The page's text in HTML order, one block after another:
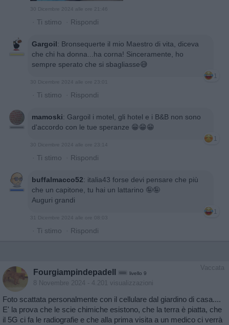
30 Dicembre 2024 alle ore 21:46
· Ti stimo · Rispondi
Gargoil: Bronsequerte il mio Maestro di vita, diceva
che chi ha donna...ha corna! Sinceramente, ho
sempre sperato che si sbagliasse😅
1
30 Dicembre 2024 alle ore 23:01
· Ti stimo · Rispondi
mamoski: Gargoil i motel, gli hotel e i B&B non sono
d'accordo con le tue speranze 😁😁😁
1
30 Dicembre 2024 alle ore 23:14
· Ti stimo · Rispondi
buffalmacco52: italia43 forse devi pensare che più
che un capitone, tu hai un lattarino 🤪🤪
Auguri grandi
1
31 Dicembre 2024 alle ore 08:03
· Ti stimo · Rispondi
Vaccata
Fourgiampindepadell livello 9
8 Novembre 2024 - 4.201 visualizzazioni
Foto scattata personalmente con il cellulare dal giardino di casa....
E' la prova che le scie chimiche esistono, che la terra è piatta, che
il 5G ci fa le radiografie e che alla prima visita a un medico ci verrà